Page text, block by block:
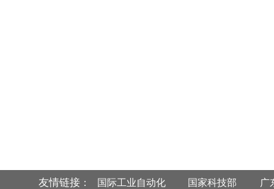
国际工业自动化 广
友情链接 ： 国家科技部